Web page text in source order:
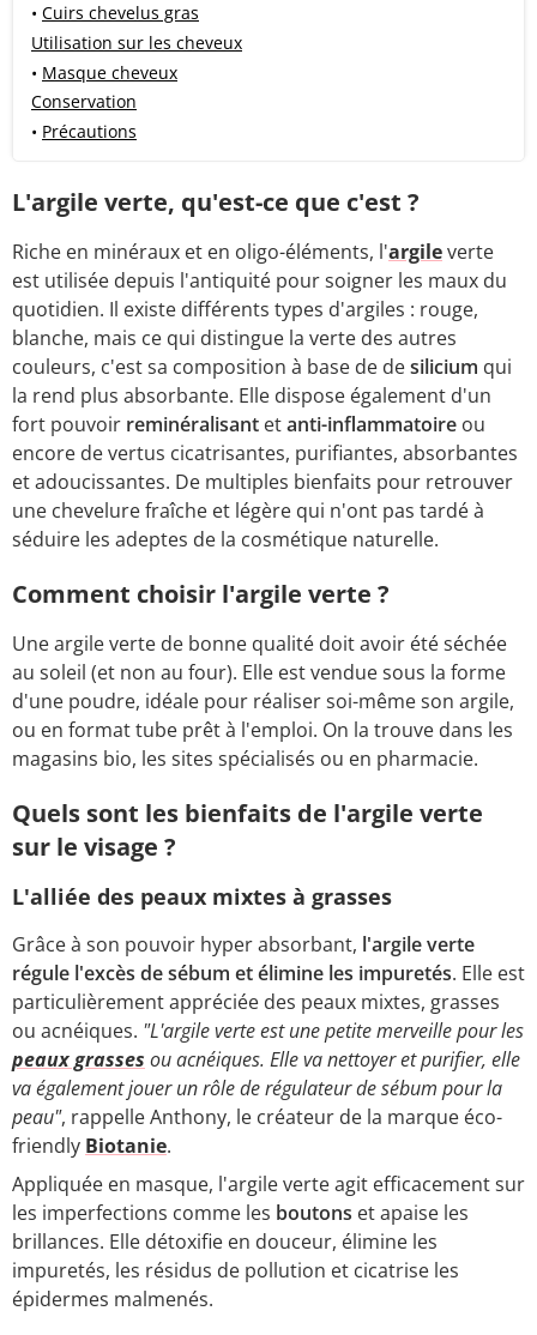
• Cuirs chevelus gras
Utilisation sur les cheveux
• Masque cheveux
Conservation
• Précautions
L'argile verte, qu'est-ce que c'est ?
Riche en minéraux et en oligo-éléments, l'argileverte
est utilisée depuis l'antiquité pour soigner les maux du
quotidien. Il existe différents types d'argiles : rouge,
blanche, mais ce qui distingue la verte des autres
couleurs, c'est sa composition à base de desilicium qui
la rend plus absorbante. Elle dispose également d'un
fort pouvoir reminéralisant etanti-inflammatoire ou
encore de vertus cicatrisantes, purifiantes, absorbantes
et adoucissantes. De multiples bienfaits pour retrouver
une chevelure fraîche et légère qui n'ont pas tardé à
séduire les adeptes de la cosmétique naturelle.
Comment choisir l'argile verte ?
Une argile verte de bonne qualité doit avoir été séchée
au soleil (et non au four). Elle est vendue sous la forme
d'une poudre, idéale pour réaliser soi-même son argile,
ou en format tube prêt à l'emploi. On la trouve dans les
magasins bio, les sites spécialisés ou en pharmacie.
Quels sont les bienfaits de l'argile verte
sur le visage ?
L'alliée des peaux mixtes à grasses
Grâce à son pouvoir hyper absorbant, l'argile verte
régule l'excès de sébum et élimine les impuretés. Elle est
particulièrement appréciée des peaux mixtes, grasses
ou acnéiques. "L'argile verte est une petite merveille pour les
peaux grasses ou acnéiques. Elle va nettoyer et purifier, elle
va également jouer un rôle de régulateur de sébum pour la
peau", rappelle Anthony, le créateur de la marque éco-
friendly Biotanie.
Appliquée en masque, l'argile verte agit efficacement sur
les imperfections comme les boutons et apaise les
brillances. Elle détoxifie en douceur, élimine les
impuretés, les résidus de pollution et cicatrise les
épidermes malmenés.